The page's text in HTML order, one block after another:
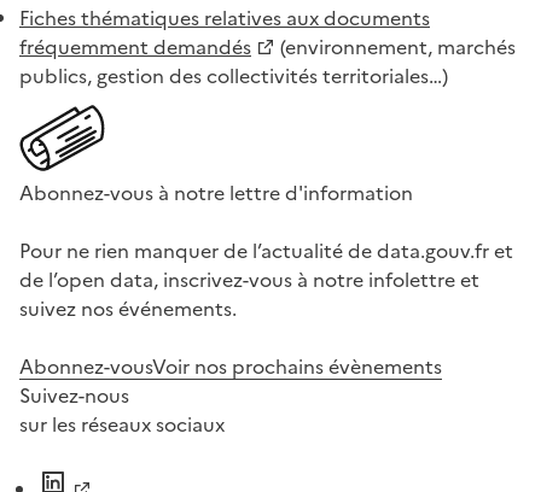
Fiches thématiques relatives aux documents
fréquemment demandés
(environnement, marchés
publics, gestion des collectivités territoriales…)
Abonnez-vous à notre lettre d'information
Pour ne rien manquer de l’actualité de data.gouv.fr et
de l’open data, inscrivez-vous à notre infolettre et
suivez nos événements.
Abonnez-vousVoir nos prochains évènements
Suivez-nous
sur les réseaux sociaux